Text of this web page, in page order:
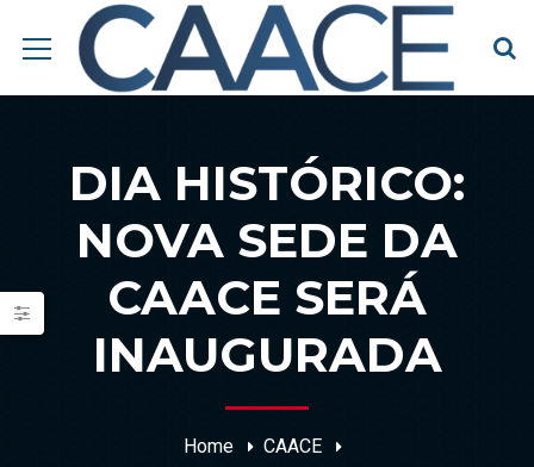
DIA HISTÓRICO:
NOVA SEDE DA
CAACE SERÁ
INAUGURADA
Home
CAACE